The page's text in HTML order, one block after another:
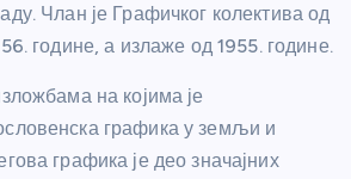
Члан је Графичког колектива од
године, а излаже од 1955. године.
на којима је
графика у земљи и
графика је део значајних